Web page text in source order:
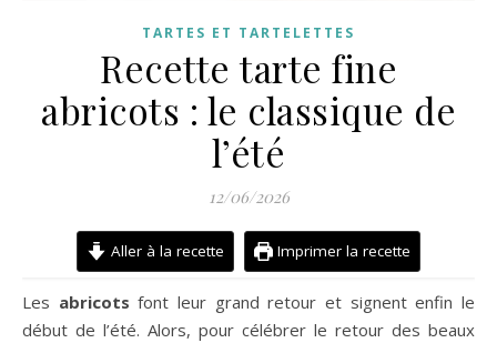
TARTES ET TARTELETTES
Recette tarte fine
abricots : le classique de
l’été
12/06/2026
Aller à la recette Imprimer la recette
Les abricots font leur grand retour et signent enfin le
début de l’été. Alors, pour célébrer le retour des beaux